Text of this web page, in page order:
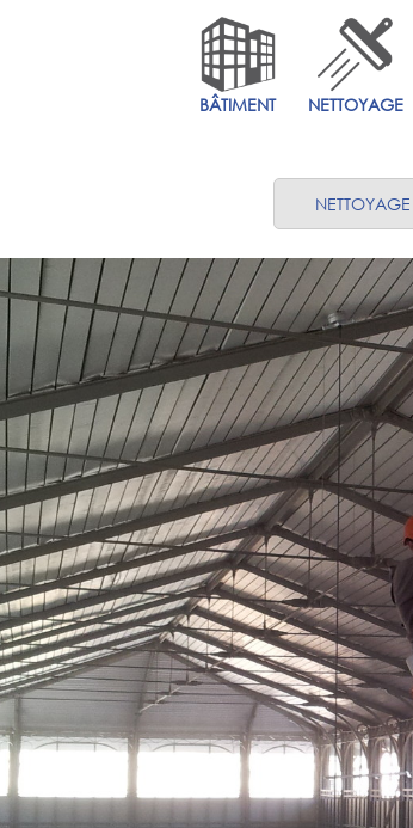
BÂTIMENT NETTOYAGE